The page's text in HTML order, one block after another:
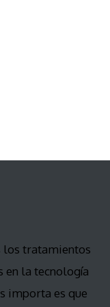
los tratamientos
en la tecnología
importa es que